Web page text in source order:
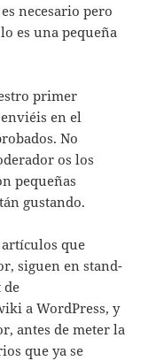
necesario pero
es una pequeña
primer
en el
No
os los
pequeñas
gustando.
artículos que
siguen en stand-
de
a WordPress, y
antes de meter la
que ya se